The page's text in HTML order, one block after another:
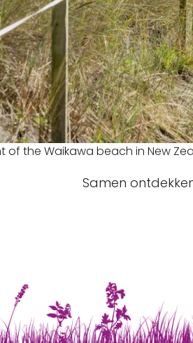
of the Waikawa beach in New
Samen